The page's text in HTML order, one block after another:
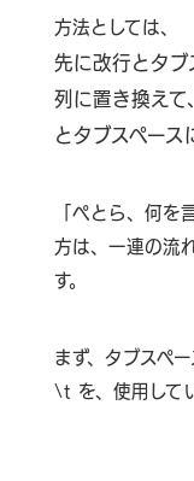
方法としては、
先に改行とタブ
列に置き換え
とタブスペース
「ぺとら、何を
方は、一連の流
す。
まず、タブスペ
\t を、使用して